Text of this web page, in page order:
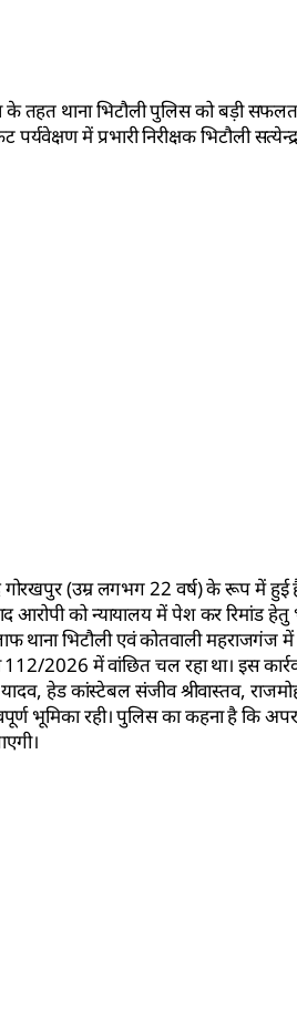
के तहत थाना भिटौली पुलिस को बड़ी
में प्रभारी निरीक्षक भिटौली
गोरखपुर (उम्र लगभग 22 वर्ष) के रूप में हुई
को न्यायालय में पेश कर रिमांड हेतु
भिटौली एवं कोतवाली महराजगंज में
2026 में वांछित चल रहा था। इस
यादव, हेड कांस्टेबल संजीव श्रीवास्तव,
भूमिका रही। पुलिस का कहना है कि